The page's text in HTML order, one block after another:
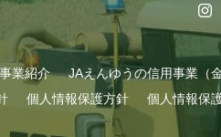
業紹介 JAえんゆうの信用事業（
個人情報保護方針 個人情報保